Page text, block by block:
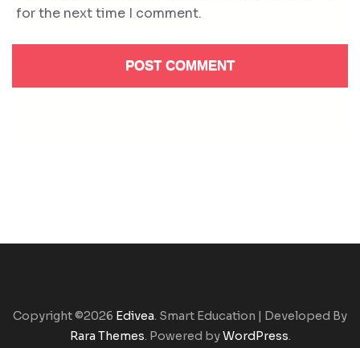
for the next time I comment.
Copyright ©2026 Edivea. Smart Education | Developed By
Rara Themes. Powered byWordPress.